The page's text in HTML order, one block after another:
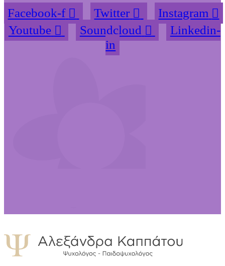
Facebook-f Twitter
Instagram
Youtube
Soundcloud
Linkedin-
in